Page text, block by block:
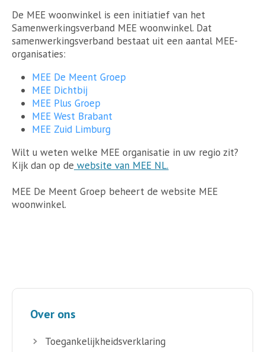
Over ons
Toegankelijkheidsverklaring
De MEE woonwinkel is een initiatief van het
Samenwerkingsverband MEE woonwinkel. Dat
samenwerkingsverband bestaat uit een aantal MEE-
organisaties:
MEE De Meent Groep
MEE Dichtbij
MEE Plus Groep
MEE West Brabant
MEE Zuid Limburg
Wilt u weten welke MEE organisatie in uw regio zit?
Kijk dan op de website van MEE NL.
MEE De Meent Groep beheert de website MEE
woonwinkel.